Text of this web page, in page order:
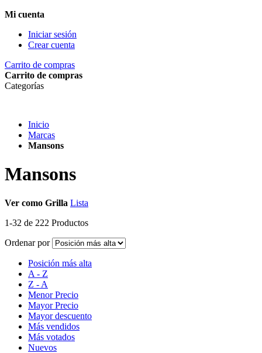
Mi cuenta
Iniciar sesión
Crear cuenta
Carrito de compras
Carrito de compras
Categorías
Inicio
Marcas
Mansons
Mansons
Ver como Grilla Lista
1-32 de 222 Productos
Ordenar por
Posición más alta
A - Z
Z - A
Menor Precio
Mayor Precio
Mayor descuento
Más vendidos
Más votados
Nuevos